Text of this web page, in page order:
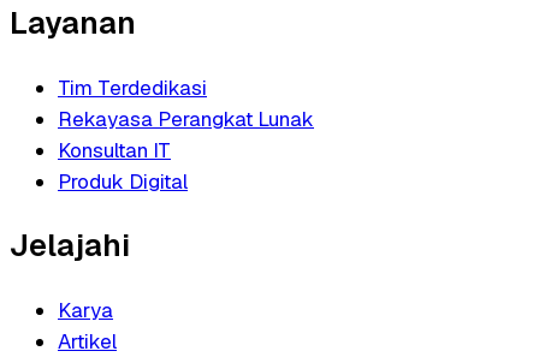
Layanan
Tim Terdedikasi
Rekayasa Perangkat Lunak
Konsultan IT
Produk Digital
Jelajahi
Karya
Artikel